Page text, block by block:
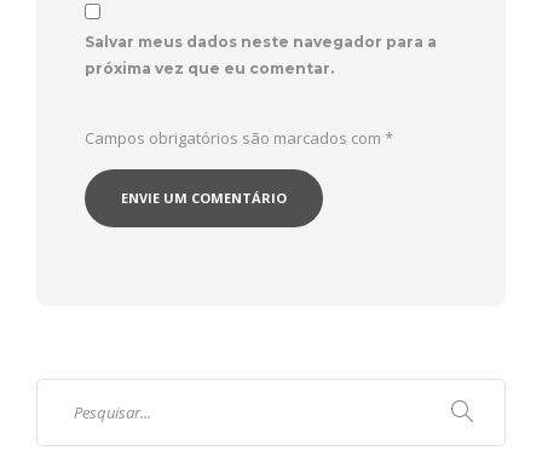
Salvar meus dados neste navegador para a
próxima vez que eu comentar.
Campos obrigatórios são marcados com *